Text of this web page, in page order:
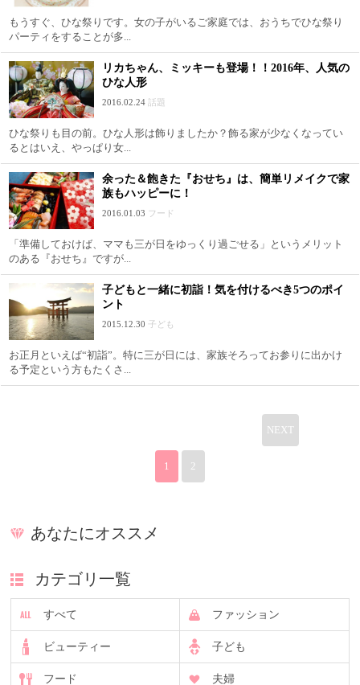
もうすぐ、ひな祭りです。女の子がいるご家庭では、おうちでひな祭り
パーティをすることが多...
リカちゃん、ミッキーも登場！！2016年、人気の
ひな人形
2016.02.24 話題
ひな祭りも目の前。ひな人形は飾りましたか？飾る家が少なくなってい
るとはいえ、やっぱり女...
余った＆飽きた『おせち』は、簡単リメイクで家
族もハッピーに！
2016.01.03 フード
「準備しておけば、ママも三が日をゆっくり過ごせる」というメリット
のある『おせち』ですが...
子どもと一緒に初詣！気を付けるべき5つのポイ
ント
2015.12.30 子ども
お正月といえば“初詣”。特に三が日には、家族そろってお参りに出かけ
る予定という方もたくさ...
1 2
NEXT
あなたにオススメ
カテゴリ一覧
すべて ファッション
ビューティー 子ども
フード 夫婦